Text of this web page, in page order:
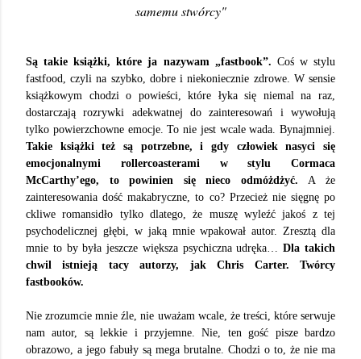
samemu stwórcy"
Są takie książki, które ja nazywam „fastbook”. Coś w stylu
fastfood, czyli na szybko, dobre i niekoniecznie zdrowe. W sensie
książkowym chodzi o powieści, które łyka się niemal na raz,
dostarczają rozrywki adekwatnej do zainteresowań i wywołują
tylko powierzchowne emocje. To nie jest wcale wada. Bynajmniej.
Takie książki też są potrzebne, i gdy człowiek nasyci się
emocjonalnymi rollercoasterami w stylu Cormaca
McCarthy’ego, to powinien się nieco odmóżdżyć. A że
zainteresowania dość makabryczne, to co? Przecież nie sięgnę po
ckliwe romansidło tylko dlatego, że muszę wyleźć jakoś z tej
psychodelicznej głębi, w jaką mnie wpakował autor. Zresztą dla
mnie to by była jeszcze większa psychiczna udręka…Dla takich
chwil istnieją tacy autorzy, jak Chris Carter. Twórcy
fastbooków.
Nie zrozumcie mnie źle, nie uważam wcale, że treści, które serwuje
nam autor, są lekkie i przyjemne. Nie, ten gość pisze bardzo
obrazowo, a jego fabuły są mega brutalne. Chodzi o to, że nie ma